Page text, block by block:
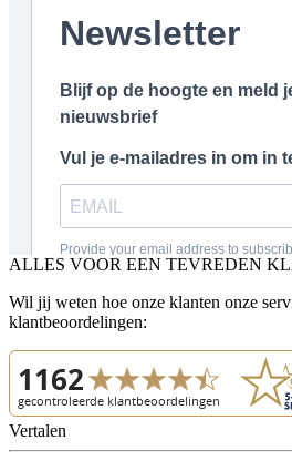
ALLES VOOR EEN TEVREDEN
Wil jij weten hoe onze klanten onze
klantbeoordelingen:
Vertalen